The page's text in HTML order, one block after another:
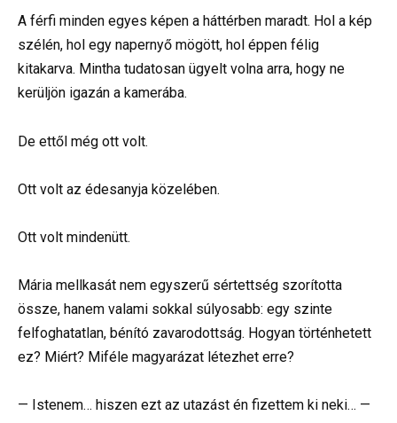
A férfi minden egyes képen a háttérben maradt. Hol a kép
szélén, hol egy napernyő mögött, hol éppen félig
kitakarva. Mintha tudatosan ügyelt volna arra, hogy ne
kerüljön igazán a kamerába.
De ettől még ott volt.
Ott volt az édesanyja közelében.
Ott volt mindenütt.
Mária mellkasát nem egyszerű sértettség szorította
össze, hanem valami sokkal súlyosabb: egy szinte
felfoghatatlan, bénító zavarodottság. Hogyan történhetett
ez? Miért? Miféle magyarázat létezhet erre?
— Istenem… hiszen ezt az utazást én fizettem ki neki… —